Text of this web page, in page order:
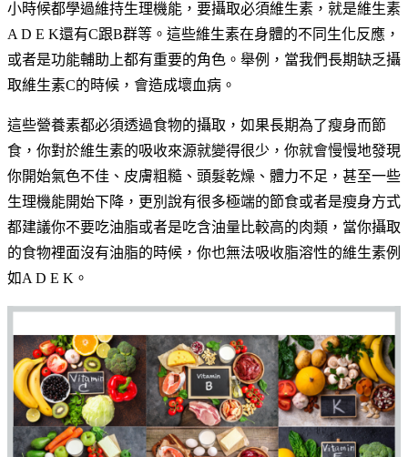
小時候都學過維持生理機能，要攝取必須維生素，就是維生素
A D E K還有C跟B群等。這些維生素在身體的不同生化反應，
或者是功能輔助上都有重要的角色。舉例，當我們長期缺乏攝
取維生素C的時候，會造成壞血病。
這些營養素都必須透過食物的攝取，如果長期為了瘦身而節
食，你對於維生素的吸收來源就變得很少，你就會慢慢地發現
你開始氣色不佳、皮膚粗糙、頭髮乾燥、體力不足，甚至一些
生理機能開始下降，更別說有很多極端的節食或者是瘦身方式
都建議你不要吃油脂或者是吃含油量比較高的肉類，當你攝取
的食物裡面沒有油脂的時候，你也無法吸收脂溶性的維生素例
如A D E K。